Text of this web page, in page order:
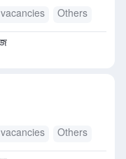
Others
Others